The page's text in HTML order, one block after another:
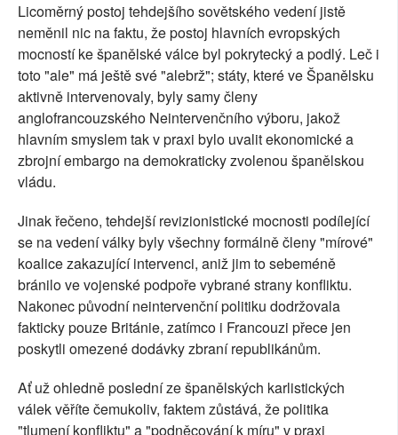
Licoměrný postoj tehdejšího sovětského vedení jistě
neměnil nic na faktu, že postoj hlavních evropských
mocností ke španělské válce byl pokrytecký a podlý. Leč i
toto "ale" má ještě své "alebrž"; státy, které ve Španělsku
aktivně intervenovaly, byly samy členy
anglofrancouzského Neintervenčního výboru, jakož
hlavním smyslem tak v praxi bylo uvalit ekonomické a
zbrojní embargo na demokraticky zvolenou španělskou
vládu.
Jinak řečeno, tehdejší revizionistické mocnosti podílející
se na vedení války byly všechny formálně členy "mírové"
koalice zakazující intervenci, aniž jim to sebeméně
bránilo ve vojenské podpoře vybrané strany konfliktu.
Nakonec původní neintervenční politiku dodržovala
fakticky pouze Británie, zatímco i Francouzi přece jen
poskytli omezené dodávky zbraní republikánům.
Ať už ohledně poslední ze španělských karlistických
válek věříte čemukoliv, faktem zůstává, že politika
"tlumení konfliktu" a "podněcování k míru" v praxi